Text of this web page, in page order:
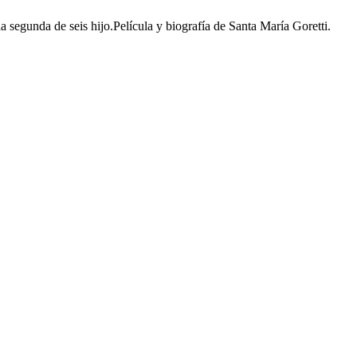
de seis hijo.Película y biografía de Santa María Goretti.